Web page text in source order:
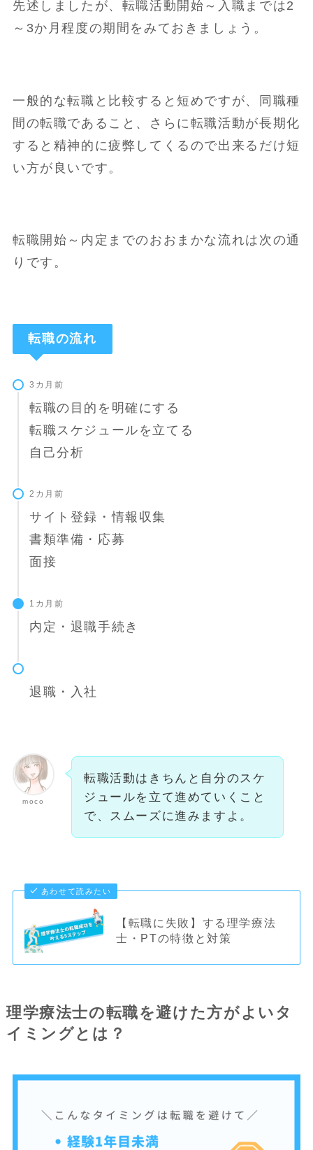
先述しましたが、転職活動開始～入職までは2
～3か月程度の期間をみておきましょう。
一般的な転職と比較すると短めですが、同職種
間の転職であること、さらに転職活動が長期化
すると精神的に疲弊してくるので出来るだけ短
い方が良いです。
転職開始～内定までのおおまかな流れは次の通
りです。
転職の流れ
3カ月前
転職の目的を明確にする
転職スケジュールを立てる
自己分析
2カ月前
サイト登録・情報収集
書類準備・応募
面接
1カ月前
内定・退職手続き
退職・入社
moco
転職活動はきちんと自分のスケ
ジュールを立て進めていくこと
で、スムーズに進みますよ。
あわせて読みたい
【転職に失敗】する理学療法
士・PTの特徴と対策
理学療法士の転職を避けた方がよいタ
イミングとは？